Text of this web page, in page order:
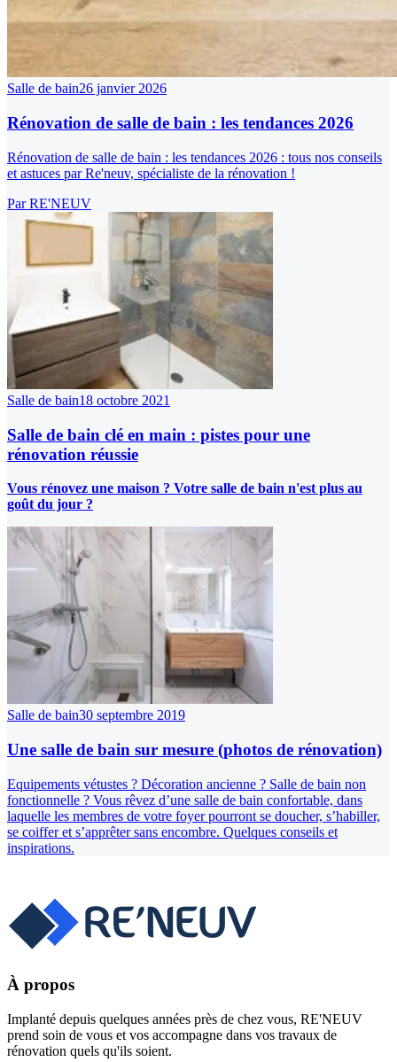
Salle de bain26 janvier 2026
Rénovation de salle de bain : les tendances 2026
Rénovation de salle de bain : les tendances 2026 : tous nos conseils
et astuces par Re'neuv, spécialiste de la rénovation !
ParRE'NEUV
Salle de bain18 octobre 2021
Salle de bain clé en main : pistes pour une
rénovation réussie
Vous rénovez une maison ? Votre salle de bain n'est plus au
goût du jour ?
Salle de bain30 septembre 2019
Une salle de bain sur mesure (photos de rénovation)
Equipements vétustes ? Décoration ancienne ? Salle de bain non
fonctionnelle ? Vous rêvez d’une salle de bain confortable, dans
laquelle les membres de votre foyer pourront se doucher, s’habiller,
se coiffer et s’apprêter sans encombre. Quelques conseils et
inspirations.
À propos
Implanté depuis quelques années près de chez vous, RE'NEUV
prend soin de vous et vos accompagne dans vos travaux de
rénovation quels qu'ils soient.